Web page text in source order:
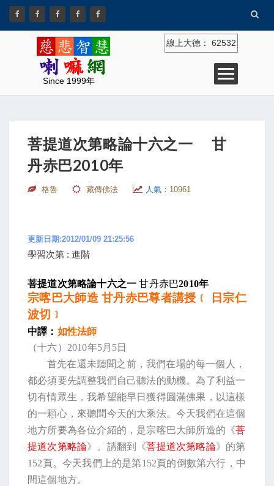
Since 1999年
線上大德： 62532
菩提道次第略論十六之一 甘
丹赤巴2010年
格魯 藏傳佛法 人氣： 10961
更新日期:2012/01/09 21:25:56
學習次第 : 進階
菩提道次第略論十六之一甘丹赤巴2010年
宗喀巴大師造 甘丹赤巴尊者講授﹝ 日宗仁
波切﹞
中譯： 如性法師
（十六） 2010年5月 5日
首先在還未聽聞之前，我們在場的每一個人，
都必須要先調整我們自己聽法的動機。為了利益一
切有情眾生，我希望能早日獲得圓滿佛果，以這樣
的一顆心，來聽聞今天的大乘法。今天我們在這個
地方所要為各位介紹的，是宗喀巴大師所造的《菩
提道次第略論》。請翻到《菩提道次第略論》的第
152頁。今天我們上的是第152頁的倒數第六行，中
間這個地方。